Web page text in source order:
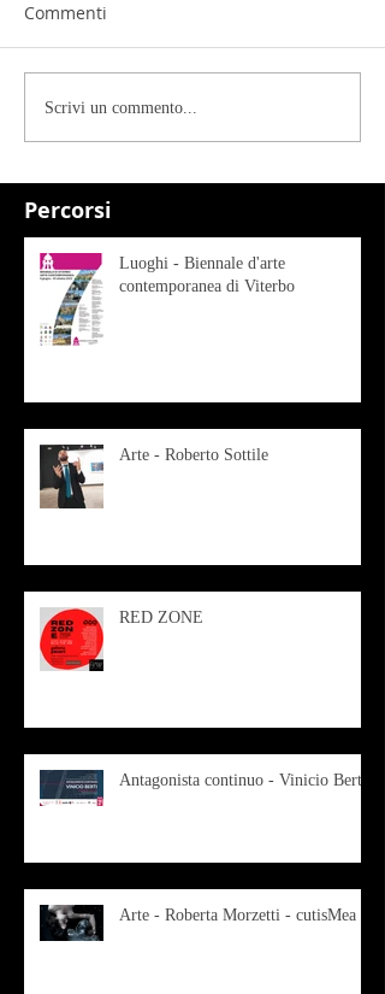
Percorsi
Commenti
Scrivi un commento...
Luoghi - Biennale d'arte
contemporanea di Viterbo
Arte - Roberto Sottile
RED ZONE
Antagonista continuo - Vinicio Berti
Arte - Roberta Morzetti - cutisMea